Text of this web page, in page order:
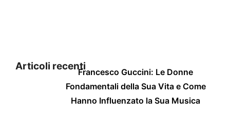
Articoli recentiFrancesco Guccini: Le Donne
Fondamentali della Sua Vita e Come
Hanno Influenzato la Sua Musica